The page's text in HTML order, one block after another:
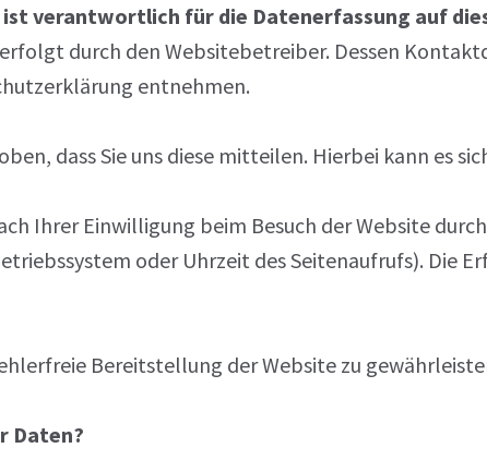
verantwortlich für die Datenerfassung auf
durch den Websitebetreiber. Dessen
entnehmen.
dass Sie uns diese mitteilen. Hierbei kann es
Ihrer Einwilligung beim Besuch der Website
oder Uhrzeit des Seitenaufrufs). Die
Bereitstellung der Website zu
Daten?